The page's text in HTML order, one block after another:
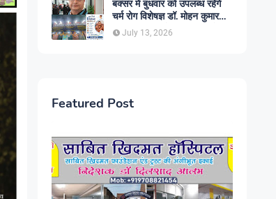
बक्सर में बुधवार को उपलब्ध रहेंगे
चर्म रोग विशेषज्ञ डॉ. मोहन कुमार
सिंह, प्रकाश यूरो क्लिनिक में होगा
परामर्श
July 13, 2026
Featured Post